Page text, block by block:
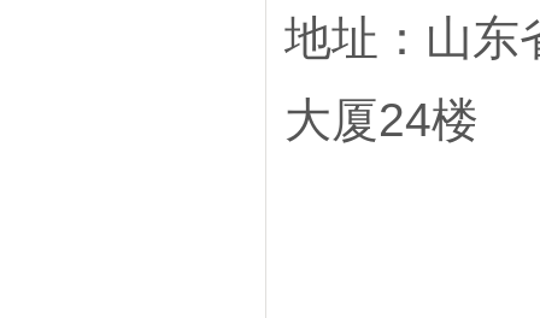
地址：山东
大厦24楼